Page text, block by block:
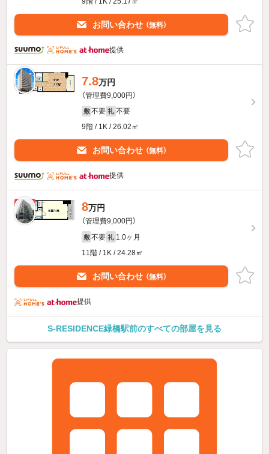
お問い合わせ （無料）
提供
新着 7.8万円
（管理費9,000円）
敷 不要 礼 不要
9階 / 1K / 26.02㎡
お問い合わせ （無料）
提供
新着 8万円
（管理費9,000円）
敷 不要 礼 1.0ヶ月
11階 / 1K / 24.28㎡
お問い合わせ （無料）
提供
S-RESIDENCE緑橋駅前のすべての部屋を見る